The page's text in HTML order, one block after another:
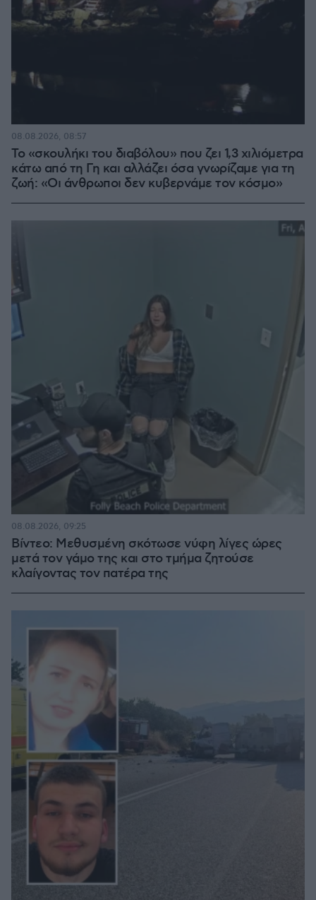
Το «σκουλήκι του διαβόλου» που ζει 1,3 χιλιόμετρα
κάτω από τη Γη και αλλάζει όσα γνωρίζαμε για τη
ζωή: «Οι άνθρωποι δεν κυβερνάμε τον κόσμο»
08.08.2026, 08:57
Βίντεο: Μεθυσμένη σκότωσε νύφη λίγες ώρες
μετά τον γάμο της και στο τμήμα ζητούσε
κλαίγοντας τον πατέρα της
08.08.2026, 09:25